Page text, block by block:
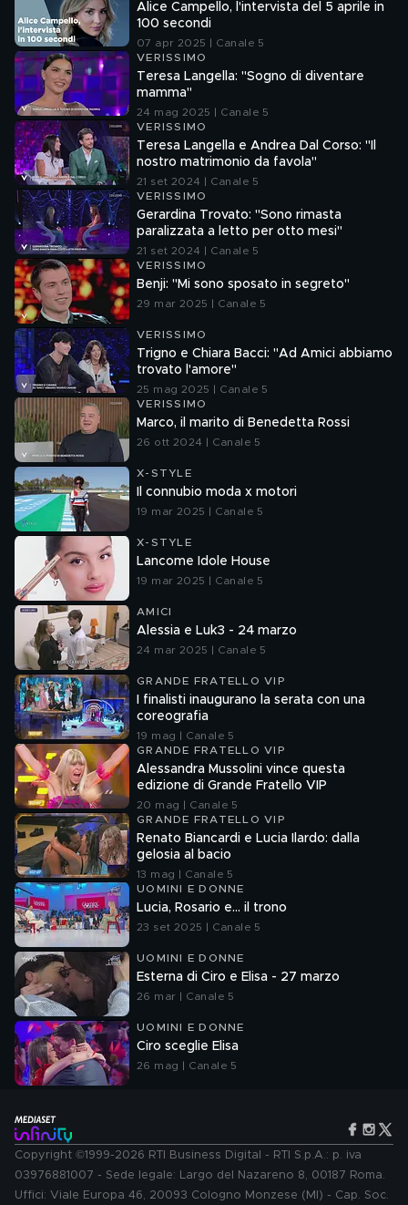
Alice Campello, l'intervista del 5 aprile in
100 secondi
07 apr 2025 | Canale 5
VERISSIMO
Teresa Langella: "Sogno di diventare
mamma"
24 mag 2025 | Canale 5
VERISSIMO
Teresa Langella e Andrea Dal Corso: "Il
nostro matrimonio da favola"
21 set 2024 | Canale 5
VERISSIMO
Gerardina Trovato: "Sono rimasta
paralizzata a letto per otto mesi"
21 set 2024 | Canale 5
VERISSIMO
Benji: "Mi sono sposato in segreto"
29 mar 2025 | Canale 5
VERISSIMO
Trigno e Chiara Bacci: "Ad Amici abbiamo
trovato l'amore"
25 mag 2025 | Canale 5
VERISSIMO
Marco, il marito di Benedetta Rossi
26 ott 2024 | Canale 5
X-STYLE
Il connubio moda x motori
19 mar 2025 | Canale 5
X-STYLE
Lancome Idole House
19 mar 2025 | Canale 5
AMICI
Alessia e Luk3 - 24 marzo
24 mar 2025 | Canale 5
GRANDE FRATELLO VIP
I finalisti inaugurano la serata con una
coreografia
19 mag | Canale 5
GRANDE FRATELLO VIP
Alessandra Mussolini vince questa
edizione di Grande Fratello VIP
20 mag | Canale 5
GRANDE FRATELLO VIP
Renato Biancardi e Lucia Ilardo: dalla
gelosia al bacio
13 mag | Canale 5
UOMINI E DONNE
Lucia, Rosario e... il trono
23 set 2025 | Canale 5
UOMINI E DONNE
Esterna di Ciro e Elisa - 27 marzo
26 mar | Canale 5
UOMINI E DONNE
Ciro sceglie Elisa
26 mag | Canale 5
Copyright ©1999-2026 RTI Business Digital - RTI S.p.A.: p. iva
03976881007 - Sede legale: Largo del Nazareno 8, 00187 Roma.
Uffici: Viale Europa 46, 20093 Cologno Monzese (MI) - Cap. Soc.